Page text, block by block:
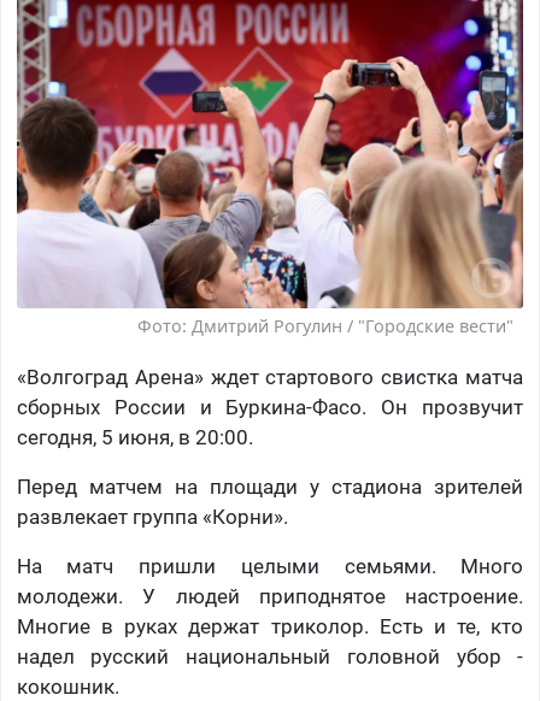
Фото: Дмитрий Рогулин / "Городские вести"
«Волгоград Арена» ждет стартового свистка матча
сборных России и Буркина-Фасо. Он прозвучит
сегодня, 5 июня, в 20:00.
Перед матчем на площади у стадиона зрителей
развлекает группа «Корни».
На матч пришли целыми семьями. Много
молодежи. У людей приподнятое настроение.
Многие в руках держат триколор. Есть и те, кто
надел русский национальный головной убор -
кокошник.